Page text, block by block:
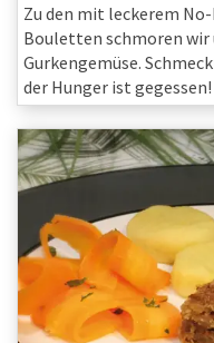
Zu den mit leckerem
Bouletten schmoren wir
Gurkengemüse.
der Hunger ist gegessen!